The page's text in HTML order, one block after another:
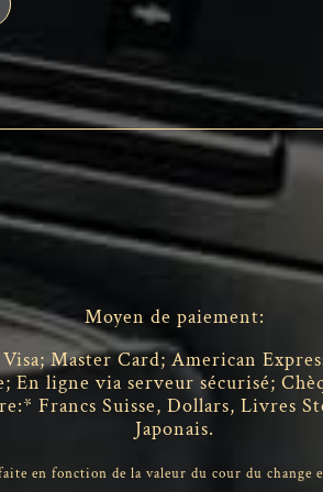
Moyen de paiement:
Visa; Master Card; American
En ligne via serveur sécurisé;
Francs Suisse, Dollars, Livres
Japonais.
en fonction de la valeur du cour du change